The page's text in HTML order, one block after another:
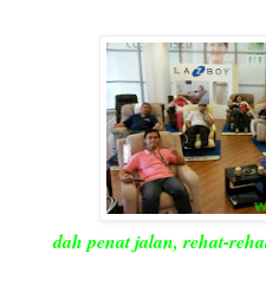
dah penat jalan, rehat-